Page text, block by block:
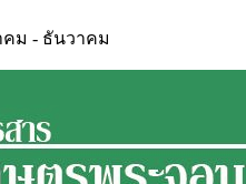
คม - ธันวาคม